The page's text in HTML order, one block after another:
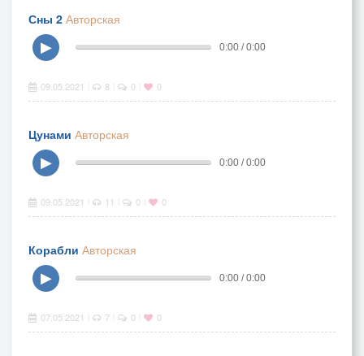
Сны 2 Авторская
▶
0:00 / 0:00
09.05.2021 8 0 0
Цунами Авторская
▶
0:00 / 0:00
09.05.2021 11 0 0
Корабли Авторская
▶
0:00 / 0:00
07.05.2021 7 0 0